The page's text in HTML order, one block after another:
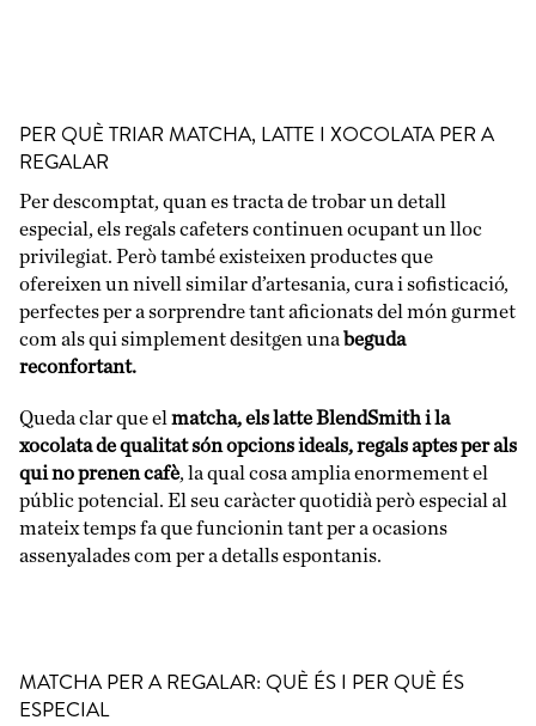
PER QUÈ TRIAR MATCHA, LATTE I XOCOLATA PER A
REGALAR
Per descomptat, quan es tracta de trobar un detall
especial, els regals cafeters continuen ocupant un lloc
privilegiat. Però també existeixen productes que
ofereixen un nivell similar d’artesania, cura i sofisticació,
perfectes per a sorprendre tant aficionats del món gurmet
com als qui simplement desitgen una beguda
reconfortant.
Queda clar que el matcha, els latte BlendSmith i la
xocolata de qualitat són opcions ideals, regals aptes per als
qui no prenen cafè, la qual cosa amplia enormement el
públic potencial. El seu caràcter quotidià però especial al
mateix temps fa que funcionin tant per a ocasions
assenyalades com per a detalls espontanis.
MATCHA PER A REGALAR: QUÈ ÉS I PER QUÈ ÉS
ESPECIAL